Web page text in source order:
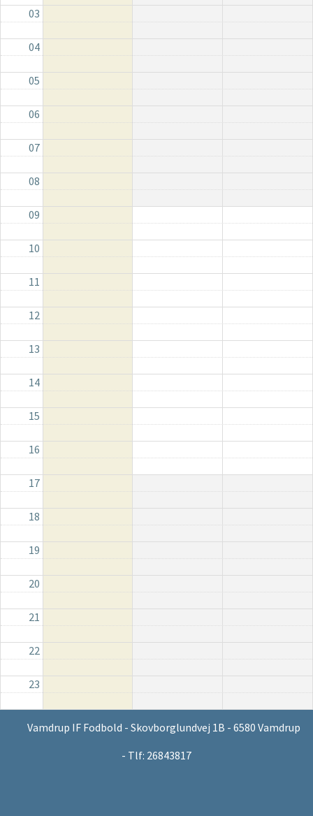
03
04
05
06
07
08
09
10
11
12
13
14
15
16
17
18
19
20
21
22
23
Vamdrup IF Fodbold - Skovborglundvej 1B - 6580 Vamdrup
- Tlf: 26843817